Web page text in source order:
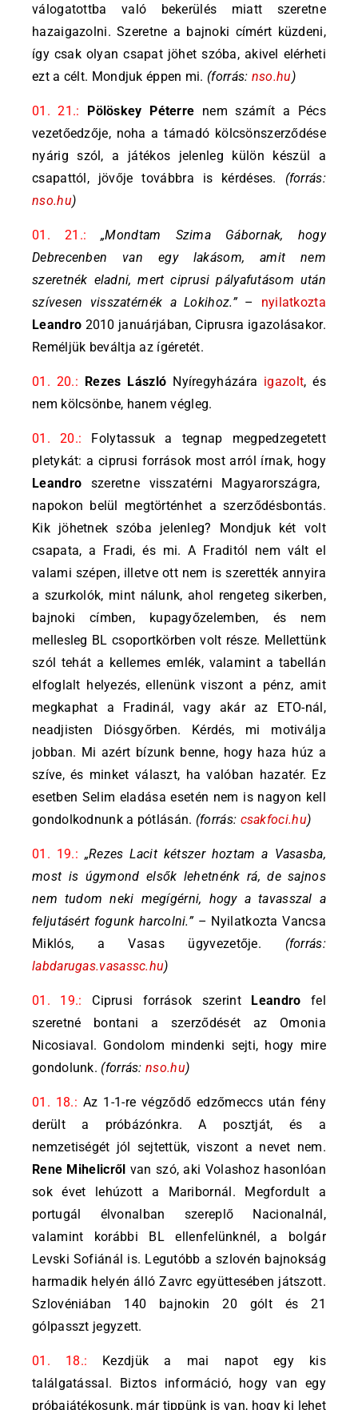
válogatottba való bekerülés miatt szeretne
hazaigazolni. Szeretne a bajnoki címért küzdeni,
így csak olyan csapat jöhet szóba, akivel elérheti
ezt a célt. Mondjuk éppen mi. (forrás: nso.hu)
01. 21.: Pölöskey Péterre nem számít a Pécs
vezetőedzője, noha a támadó kölcsönszerződése
nyárig szól, a játékos jelenleg külön készül a
csapattól, jövője továbbra is kérdéses. (forrás:
nso.hu)
01. 21.:„Mondtam Szima Gábornak, hogy
Debrecenben van egy lakásom, amit nem
szeretnék eladni, mert ciprusi pályafutásom után
szívesen visszatérnék a Lokihoz.”– nyilatkozta
Leandro 2010 januárjában, Ciprusra igazolásakor.
Reméljük beváltja az ígéretét.
01. 20.: Rezes László Nyíregyházára igazolt, és
nem kölcsönbe, hanem végleg.
01. 20.: Folytassuk a tegnap megpedzegetett
pletykát: a ciprusi források most arról írnak, hogy
Leandro szeretne visszatérni Magyarországra,
napokon belül megtörténhet a szerződésbontás.
Kik jöhetnek szóba jelenleg? Mondjuk két volt
csapata, a Fradi, és mi. A Fraditól nem vált el
valami szépen, illetve ott nem is szerették annyira
a szurkolók, mint nálunk, ahol rengeteg sikerben,
bajnoki címben, kupagyőzelemben, és nem
mellesleg BL csoportkörben volt része. Mellettünk
szól tehát a kellemes emlék, valamint a tabellán
elfoglalt helyezés, ellenünk viszont a pénz, amit
megkaphat a Fradinál, vagy akár az ETO-nál,
neadjisten Diósgyőrben. Kérdés, mi motiválja
jobban. Mi azért bízunk benne, hogy haza húz a
szíve, és minket választ, ha valóban hazatér. Ez
esetben Selim eladása esetén nem is nagyon kell
gondolkodnunk a pótlásán. (forrás: csakfoci.hu)
01. 19.: „Rezes Lacit kétszer hoztam a Vasasba,
most is úgymond elsők lehetnénk rá, de sajnos
nem tudom neki megígérni, hogy a tavasszal a
feljutásért fogunk harcolni.”– Nyilatkozta Vancsa
Miklós, a Vasas ügyvezetője. (forrás:
labdarugas.vasassc.hu)
01. 19.: Ciprusi források szerint Leandrofel
szeretné bontani a szerződését az Omonia
Nicosiaval. Gondolom mindenki sejti, hogy mire
gondolunk. (forrás:nso.hu)
01. 18.: Az 1-1-re végződő edzőmeccs után fény
derült a próbázónkra. A posztját, és a
nemzetiségét jól sejtettük, viszont a nevet nem.
Rene Mihelicről van szó, aki Volashoz hasonlóan
sok évet lehúzott a Maribornál. Megfordult a
portugál élvonalban szereplő Nacionalnál,
valamint korábbi BL ellenfelünknél, a bolgár
Levski Sofiánál is. Legutóbb a szlovén bajnokság
harmadik helyén álló Zavrc együttesében játszott.
Szlovéniában 140 bajnokin 20 gólt és 21
gólpasszt jegyzett.
01. 18.: Kezdjük a mai napot egy kis
találgatással. Biztos információ, hogy van egy
próbajátékosunk, már tippünk is van, hogy ki lehet